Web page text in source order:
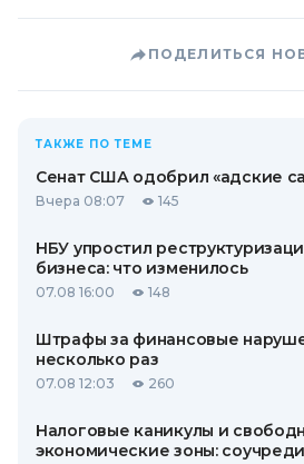
ПОДЕЛИТЬСЯ
ТАКЖЕ ПО ТЕМЕ
Сенат США одобрил «адские
Вчера 08:07 145
НБУ упростил
бизнеса: что изменилось
07.08 16:00 148
Штрафы за финансовые
несколько раз
07.08 12:03 260
Налоговые каникулы и
экономические зоны: